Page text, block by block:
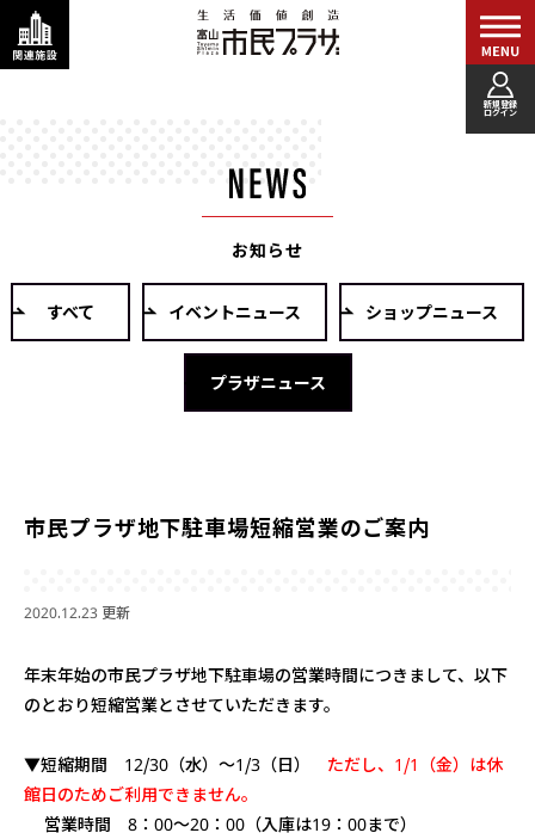
新規登録
ログイン
お知らせ
すべて イベントニュース ショップニュース
プラザニュース
市民プラザ地下駐車場短縮営業のご案内
2020.12.23 更新
年末年始の市民プラザ地下駐車場の営業時間につきまして、以下
のとおり短縮営業とさせていただきます。
▼短縮期間 12/30（水）～1/3（日） ただし、1/1（金）は休
館日のためご利用できません。
営業時間 8：00～20：00（入庫は19：00まで）